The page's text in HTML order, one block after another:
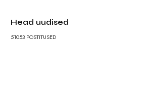
Head uudised
51053 POSTITUSED